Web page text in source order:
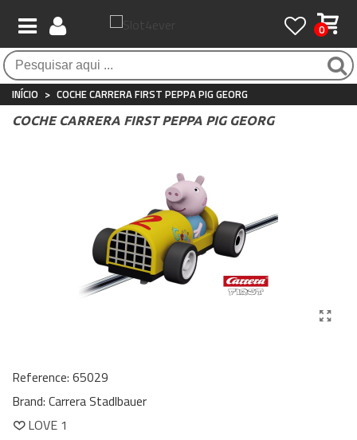
0
Atendimento ao Cliente
Whatsapp+34 697 854 500
Frete grátis / 24 horas
Para compras acima de €90
Pagamento 100% seguro
Compras seguras com SSL o tempo todo
INÍCIO > COCHE CARRERA FIRST PEPPA PIG GEORG
COCHE CARRERA FIRST PEPPA PIG GEORG
Reference: 65029
Brand: Carrera Stadlbauer
LOVE 1